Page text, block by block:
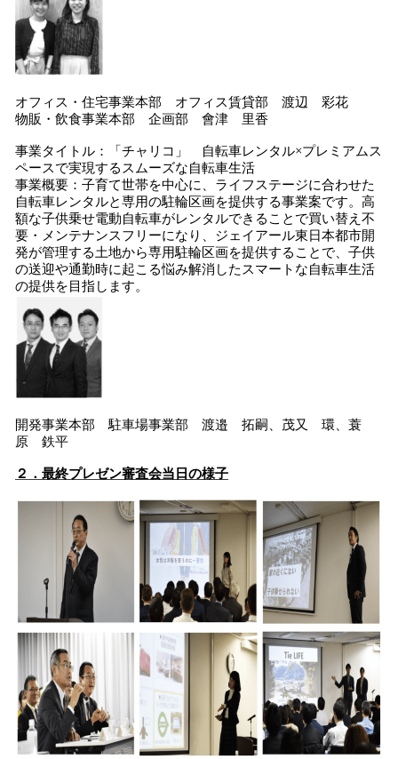
オフィス・住宅事業本部 オフィス賃貸部 渡辺 彩花
物販・飲食事業本部 企画部 會津 里香
事業タイトル：「チャリコ」 自転車レンタル×プレミアムス
ペースで実現するスムーズな自転車生活
事業概要：子育て世帯を中心に、ライフステージに合わせた
自転車レンタルと専用の駐輪区画を提供する事業案です。高
額な子供乗せ電動自転車がレンタルできることで買い替え不
要・メンテナンスフリーになり、ジェイアール東日本都市開
発が管理する土地から専用駐輪区画を提供することで、子供
の送迎や通勤時に起こる悩み解消したスマートな自転車生活
の提供を目指します。
開発事業本部 駐車場事業部 渡邉 拓嗣、茂又 環、蓑
原 鉄平
２．最終プレゼン審査会当日の様子